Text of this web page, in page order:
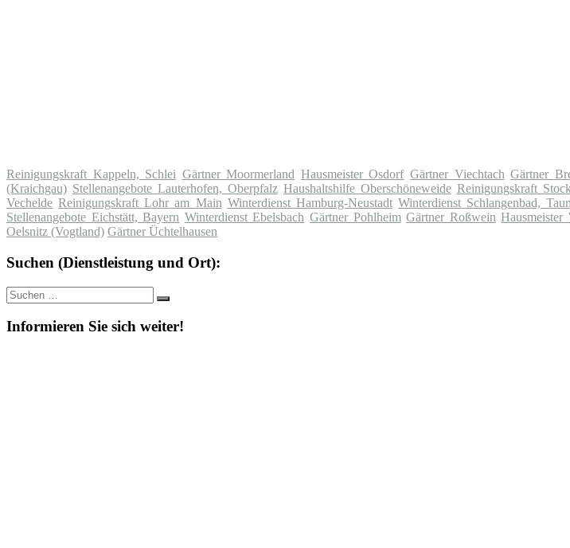
Reinigungskraft Kappeln, Schlei Gärtner Moormerland Hausmeister Osdorf Gärtner Viechtach Gärtner
(Kraichgau) Stellenangebote Lauterhofen, Oberpfalz Haushaltshilfe Oberschöneweide Reinigungskraft
Vechelde Reinigungskraft Lohr am Main Winterdienst Hamburg-Neustadt Winterdienst Schlangenbad,
Stellenangebote Eichstätt, Bayern Winterdienst Ebelsbach Gärtner Pohlheim Gärtner Roßwein Hausmeister
Oelsnitz (Vogtland) Gärtner Üchtelhausen
Suchen (Dienstleistung und Ort):
Suche
nach:
Suchen
Informieren Sie sich weiter!